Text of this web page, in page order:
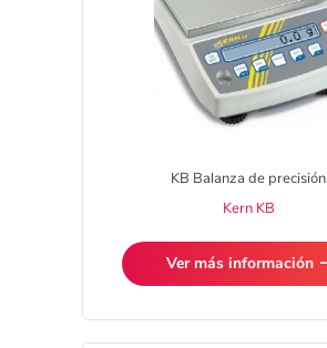
KB Balanza de precisión
Kern KB
Ver más información